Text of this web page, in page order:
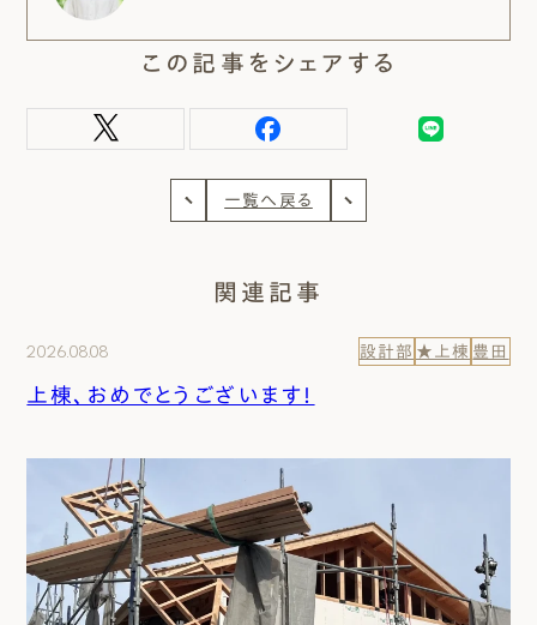
この記事をシェアする
一覧へ戻る
関連記事
2026.08.08 設計部 ★上棟 豊田
上棟、おめでとうございます！